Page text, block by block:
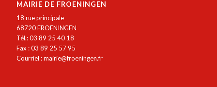
MAIRIE DE FROENINGEN
18 rue principale
68720 FROENINGEN
Tél.: 03 89 25 40 18
Fax : 03 89 25 57 95
Courriel :mairie@froeningen.fr